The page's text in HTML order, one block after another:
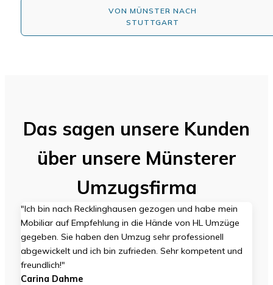
VON MÜNSTER NACH
STUTTGART
Das sagen unsere Kunden
über unsere Münsterer
Umzugsfirma
"Ich bin nach Recklinghausen gezogen und habe mein
Mobiliar auf Empfehlung in die Hände von HL Umzüge
gegeben. Sie haben den Umzug sehr professionell
abgewickelt und ich bin zufrieden. Sehr kompetent und
freundlich!"
Carina Dahme